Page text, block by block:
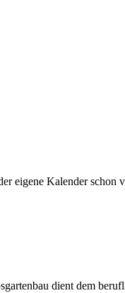
eigene Kalender schon
dient dem